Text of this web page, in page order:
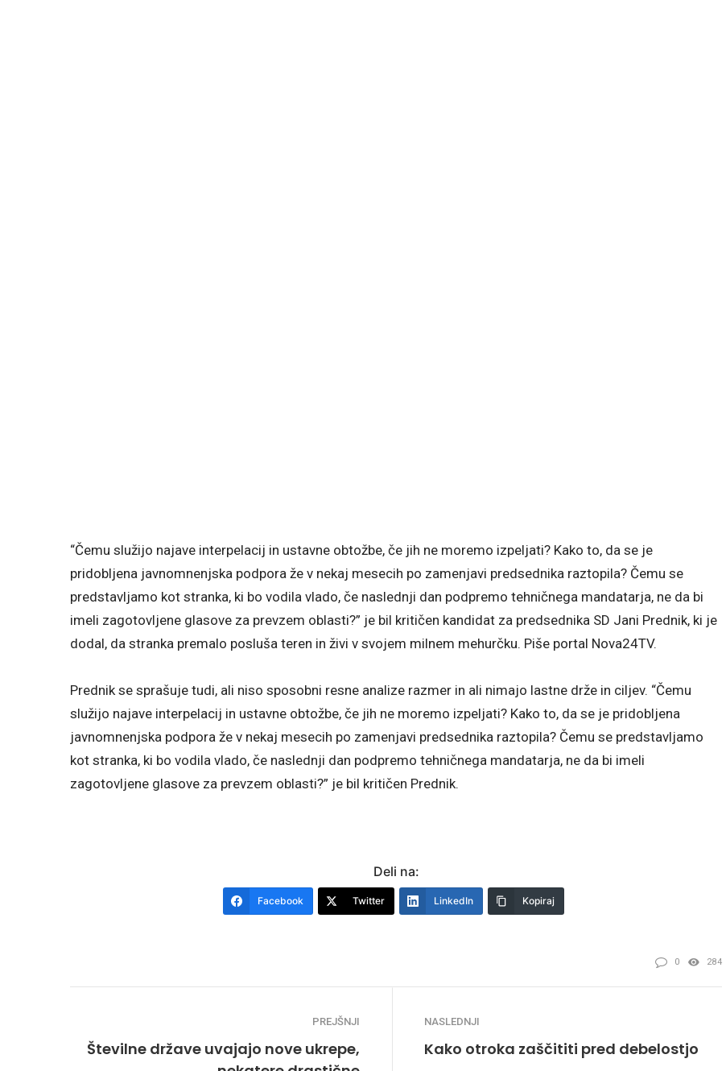
“Čemu služijo najave interpelacij in ustavne obtožbe, če jih ne moremo izpeljati? Kako to, da se je
pridobljena javnomnenjska podpora že v nekaj mesecih po zamenjavi predsednika raztopila? Čemu se
predstavljamo kot stranka, ki bo vodila vlado, če naslednji dan podpremo tehničnega mandatarja, ne da bi
imeli zagotovljene glasove za prevzem oblasti?” je bil kritičen kandidat za predsednika SD Jani Prednik, ki je
dodal, da stranka premalo posluša teren in živi v svojem milnem mehurčku. Piše portal Nova24TV.
Prednik se sprašuje tudi, ali niso sposobni resne analize razmer in ali nimajo lastne drže in ciljev. “Čemu
služijo najave interpelacij in ustavne obtožbe, če jih ne moremo izpeljati? Kako to, da se je pridobljena
javnomnenjska podpora že v nekaj mesecih po zamenjavi predsednika raztopila? Čemu se predstavljamo
kot stranka, ki bo vodila vlado, če naslednji dan podpremo tehničnega mandatarja, ne da bi imeli
zagotovljene glasove za prevzem oblasti?” je bil kritičen Prednik.
Deli na:
Facebook Twitter LinkedIn Kopiraj
0 284
PREJŠNJI
Številne države uvajajo nove ukrepe,
NASLEDNJI
Kako otroka zaščititi pred debelostjo